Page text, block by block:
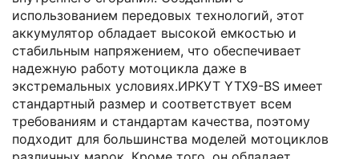
использованием передовых технологий, этот
аккумулятор обладает высокой емкостью и
стабильным напряжением, что обеспечивает
надежную работу мотоцикла даже в
экстремальных условиях.ИРКУТ YTX9-BS имеет
стандартный размер и соответствует всем
требованиям и стандартам качества, поэтому
подходит для большинства моделей мотоциклов